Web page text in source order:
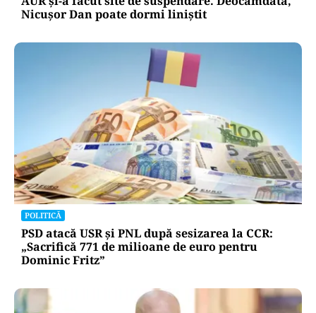
Nicușor Dan poate dormi liniștit
POLITICĂ
PSD atacă USR și PNL după sesizarea la CCR:
„Sacrifică 771 de milioane de euro pentru
Dominic Fritz”